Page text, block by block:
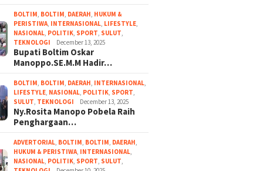
BOLTIM, BOLTIM, DAERAH, HUKUM &
PERISTIWA, INTERNASIONAL, LIFESTYLE,
NASIONAL, POLITIK, SPORT, SULUT,
TEKNOLOGI
December 13, 2025
Bupati Boltim Oskar
Manoppo.SE.M.M Hadir…
BOLTIM, BOLTIM, DAERAH, INTERNASIONAL,
LIFESTYLE, NASIONAL, POLITIK, SPORT,
SULUT, TEKNOLOGI December 13, 2025
Ny.Rosita Manopo Pobela Raih
Penghargaan…
ADVERTORIAL, BOLTIM, BOLTIM, DAERAH,
HUKUM & PERISTIWA, INTERNASIONAL,
NASIONAL, POLITIK, SPORT, SULUT,